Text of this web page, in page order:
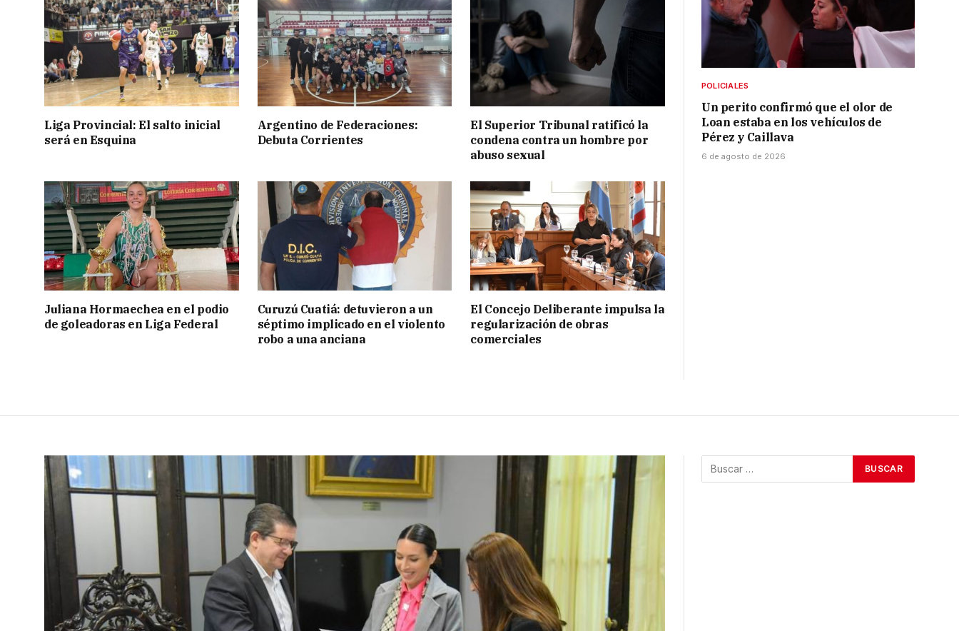
Liga Provincial: El salto inicial
será en Esquina
Argentino de Federaciones:
Debuta Corrientes
El Superior Tribunal ratificó la
condena contra un hombre por
abuso sexual
Juliana Hormaechea en el podio
de goleadoras en Liga Federal
Curuzú Cuatiá: detuvieron a un
séptimo implicado en el violento
robo a una anciana
El Concejo Deliberante impulsa la
regularización de obras
comerciales
POLICIALES
Un perito confirmó que el olor de
Loan estaba en los vehículos de
Pérez y Caillava
6 de agosto de 2026